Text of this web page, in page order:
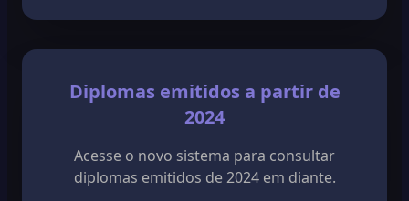
Diplomas emitidos a partir de
2024
Acesse o novo sistema para consultar
diplomas emitidos de 2024 em diante.